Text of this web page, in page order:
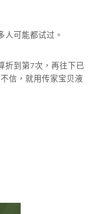
人可能都试过。
折到第7次，再往下已
信，就用传家宝贝液